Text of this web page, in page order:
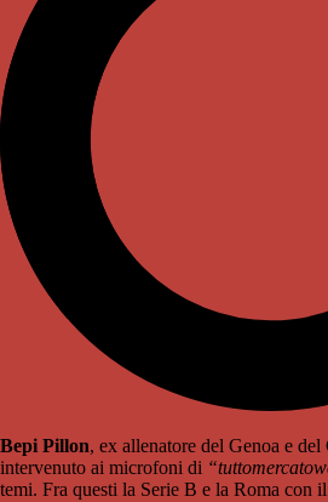
Bepi Pillon, ex allenatore del Genoa e del
intervenuto ai microfoni di
temi. Fra questi la Serie B e la Roma con